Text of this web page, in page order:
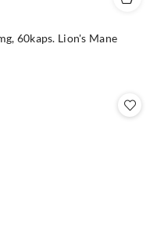
60kaps. Lion's Mane